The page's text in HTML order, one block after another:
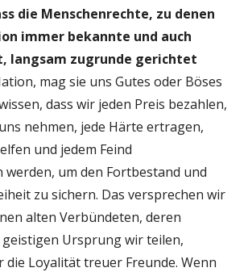
die Menschenrechte, zu denen
immer bekannte und auch
langsam zugrunde gerichtet
mag sie uns Gutes oder Böses
dass wir jeden Preis bezahlen,
nehmen, jede Härte ertragen,
und jedem Feind
um den Fortbestand und
zu sichern. Das versprechen wir
alten Verbündeten, deren
Ursprung wir teilen,
die Loyalität treuer Freunde. Wenn